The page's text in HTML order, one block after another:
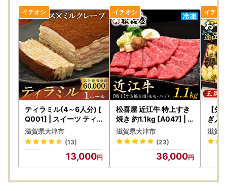
・寄附が集中する12月のお申込みは発送日程が変更になる場
合がございます。
・寄附者様の長期不在などで受取が遅れた場合、宅配業者営
業所での保管期間は理由にかかわらず、
一般貨物（陸便）は、営業所到着後７日間、クール便（冷
凍・冷蔵）は、営業所到着後３日間となります。
保管期間を過ぎ、宅配業者からの返送されてまいりました
お荷物につきましては、再発送いたしかねますので期間内に
必ずお受け取りくださいますようお願いいたします。
■寄附注意事項
・寄附申込みのキャンセル、返礼品の変更・返品はできませ
ん。あらかじめご了承ください。
・ご要望を備考に記載いただいても対応いたしかねます。
・寄附回数の制限は設けておりません。寄附をいただく度に
ティラミル(4～6人分) [
Q001] | スイーツ ティ
ラミス ミルクレープ 人
気スイーツ
滋賀県大津市
(13)
13,000
松喜屋 近江牛 特上すき
焼き 約1.1kg [A047] |
牛肉すき焼き
滋賀県大津市
(23)
36,000
【先
ぎ入
段重
気
滋賀